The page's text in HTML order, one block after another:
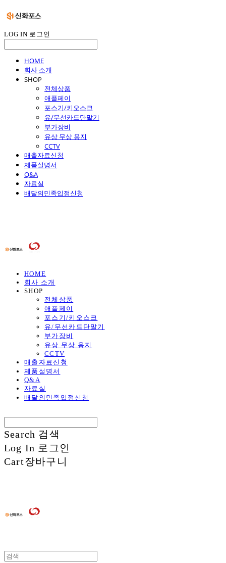
LOG IN 로그인
HOME
회사 소개
SHOP
전체상품
애플페이
포스기/키오스크
유/무선카드단말기
부가장비
유상 무상 용지
CCTV
매출자료신청
제품설명서
Q&A
자료실
배달의민족입점신청
HOME
회사 소개
SHOP
전체상품
애플페이
포스기/키오스크
유/무선카드단말기
부가장비
유상 무상 용지
CCTV
매출자료신청
제품설명서
Q&A
자료실
배달의민족입점신청
Search 검색
Log In 로그인
Cart장바구니